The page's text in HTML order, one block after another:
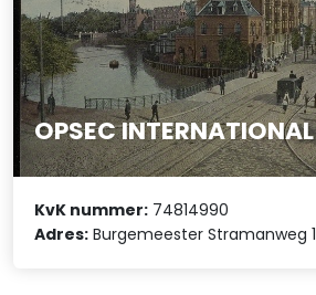
OPSEC
KvK nummer: 74814990
Adres: Burgemeester Stramanweg